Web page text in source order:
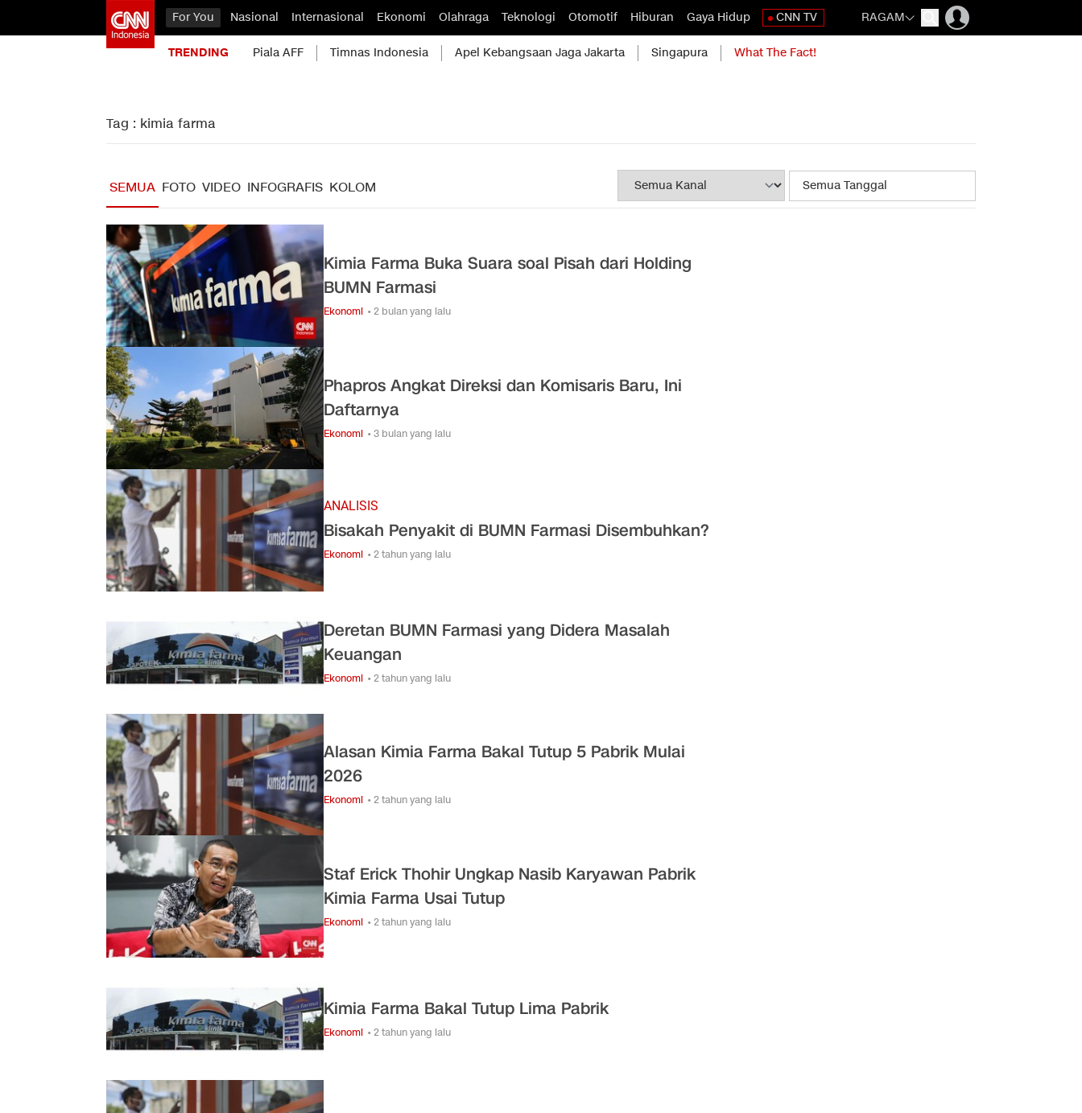
For You Nasional Internasional Ekonomi Olahraga Teknologi Otomotif Hiburan Gaya Hidup CNN TV RAGAM
TRENDING Piala AFF Timnas Indonesia Apel Kebangsaan Jaga Jakarta Singapura What The Fact!
Tag : kimia farma
SEMUA FOTO VIDEO INFOGRAFIS KOLOM
Kimia Farma Buka Suara soal Pisah dari Holding
BUMN Farmasi
Ekonomi • 2 bulan yang lalu
Phapros Angkat Direksi dan Komisaris Baru, Ini
Daftarnya
Ekonomi • 3 bulan yang lalu
ANALISIS
Bisakah Penyakit di BUMN Farmasi Disembuhkan?
Ekonomi • 2 tahun yang lalu
Deretan BUMN Farmasi yang Didera Masalah
Keuangan
Ekonomi • 2 tahun yang lalu
Alasan Kimia Farma Bakal Tutup 5 Pabrik Mulai
2026
Ekonomi • 2 tahun yang lalu
Staf Erick Thohir Ungkap Nasib Karyawan Pabrik
Kimia Farma Usai Tutup
Ekonomi • 2 tahun yang lalu
Kimia Farma Bakal Tutup Lima Pabrik
Ekonomi • 2 tahun yang lalu